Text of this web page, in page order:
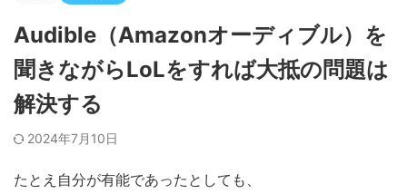
Audible（Amazonオーディブル）を
聞きながらLoLをすれば大抵の問題は
解決する
2024年7月10日
たとえ自分が有能であったとしても、